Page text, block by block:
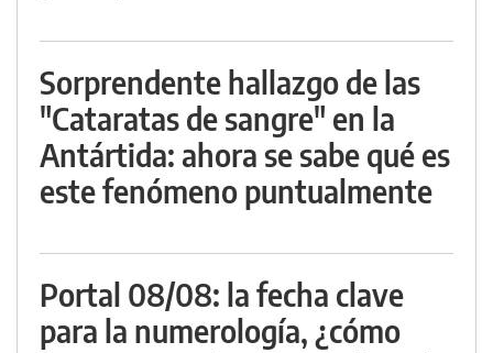
Sorprendente hallazgo de las
"Cataratas de sangre" en la
Antártida: ahora se sabe qué es
este fenómeno puntualmente
Portal 08/08: la fecha clave
para la numerología, ¿cómo